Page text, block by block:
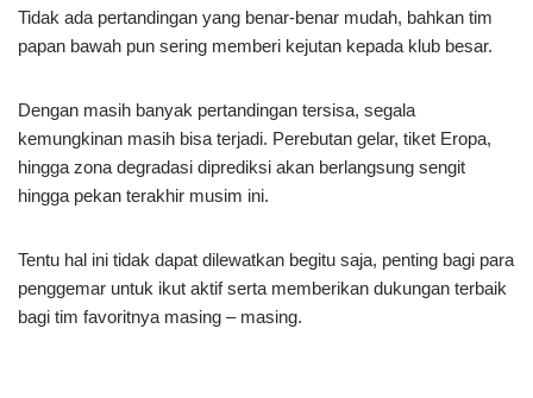
Tidak ada pertandingan yang benar-benar mudah, bahkan tim
papan bawah pun sering memberi kejutan kepada klub besar.
Dengan masih banyak pertandingan tersisa, segala
kemungkinan masih bisa terjadi. Perebutan gelar, tiket Eropa,
hingga zona degradasi diprediksi akan berlangsung sengit
hingga pekan terakhir musim ini.
Tentu hal ini tidak dapat dilewatkan begitu saja, penting bagi para
penggemar untuk ikut aktif serta memberikan dukungan terbaik
bagi tim favoritnya masing – masing.